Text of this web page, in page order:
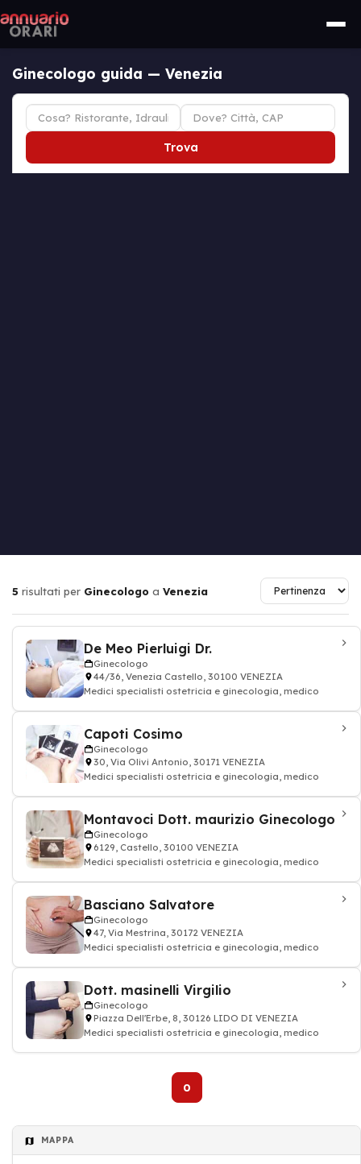
Ginecologo guida — Venezia
Trova
5 risultati per Ginecologo a Venezia
De Meo Pierluigi Dr.
Ginecologo
44/36, Venezia Castello, 30100 VENEZIA
Medici specialisti ostetricia e ginecologia, medico
Capoti Cosimo
Ginecologo
30, Via Olivi Antonio, 30171 VENEZIA
Medici specialisti ostetricia e ginecologia, medico
Montavoci Dott. maurizio Ginecologo
Ginecologo
6129, Castello, 30100 VENEZIA
Medici specialisti ostetricia e ginecologia, medico
Basciano Salvatore
Ginecologo
47, Via Mestrina, 30172 VENEZIA
Medici specialisti ostetricia e ginecologia, medico
Dott. masinelli Virgilio
Ginecologo
Piazza Dell'Erbe, 8, 30126 LIDO DI VENEZIA
Medici specialisti ostetricia e ginecologia, medico
0
MAPPA